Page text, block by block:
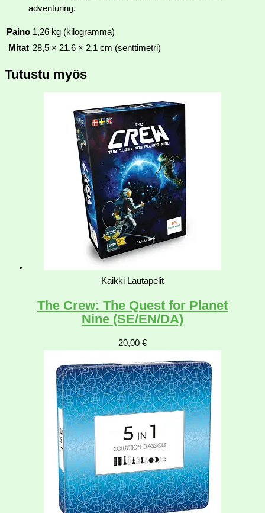
adventuring.
Paino 1,26 kg (kilogramma)
Mitat 28,5 × 21,6 × 2,1 cm (senttimetri)
Tutustu myös
Kaikki Lautapelit
The Crew: The Quest for Planet
Nine (SE/EN/DA)
20,00 €